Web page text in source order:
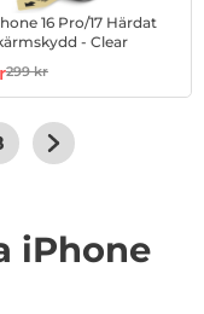
16 Pro/17 Härdat
- Clear
1003000605
tidigare pris
299 kr
iPhone